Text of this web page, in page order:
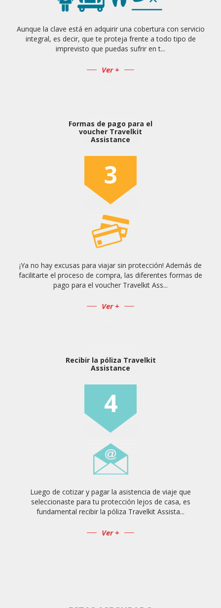
Aunque la clave está en adquirir una cobertura con servicio
integral, es decir, que te proteja frente a todo tipo de
imprevisto que puedas sufrir en t...
Ver +
Formas de pago para el
voucher Travelkit
Assistance
3
¡Ya no hay excusas para viajar sin protección! Además de
facilitarte el proceso de compra, las diferentes formas de
pago para el voucher Travelkit Ass...
Ver +
Recibir la póliza Travelkit
Assistance
4
Luego de cotizar y pagar la asistencia de viaje que
seleccionaste para tu protección lejos de casa, es
fundamental recibir la póliza Travelkit Assista...
Ver +